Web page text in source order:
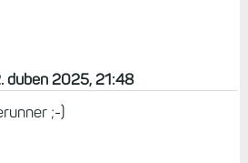
a v tom lehkým provedení. To
pod 50 gramů. F8 Solar se mi